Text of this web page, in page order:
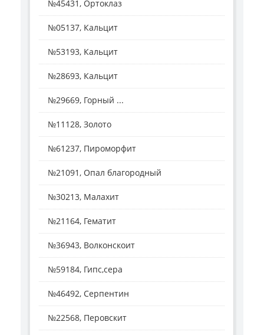
№45431, Ортоклаз
№05137, Кальцит
№53193, Кальцит
№28693, Кальцит
№29669, Горный ...
№11128, Золото
№61237, Пироморфит
№21091, Опал благородный
№30213, Малахит
№21164, Гематит
№36943, Волконскоит
№59184, Гипс,сера
№46492, Серпентин
№22568, Перовскит